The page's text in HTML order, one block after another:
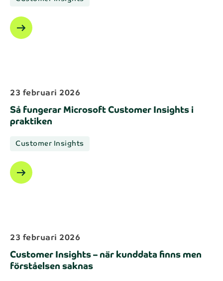
arrow_right_alt
23 februari 2026
Så fungerar Microsoft Customer Insights i
praktiken
Customer Insights
arrow_right_alt
23 februari 2026
Customer Insights – när kunddata finns men
förståelsen saknas